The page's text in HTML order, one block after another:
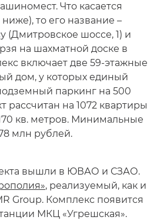
Что касается
то его название –
(Дмитровское шоссе, 1) и
на шахматной доске в
включает две 59-этажные
дом, у которых единый
паркинг на 500
рассчитан на 1072 квартиры
кв. метров. Минимальные
млн рублей.
вышли в ЮВАО и СЗАО.
, реализуемый, как и
Group. Комплекс появится
МКЦ «Угрешская».